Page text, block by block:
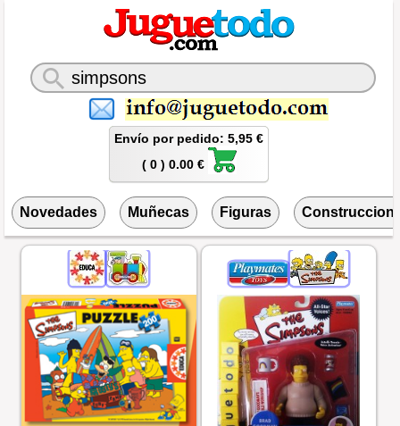
Envío por pedido: 5,95 €
( 0 ) 0.00 €
Novedades Muñecas Figuras